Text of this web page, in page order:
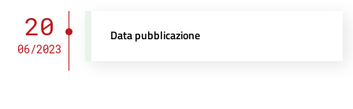
20
06/2023
Data pubblicazione